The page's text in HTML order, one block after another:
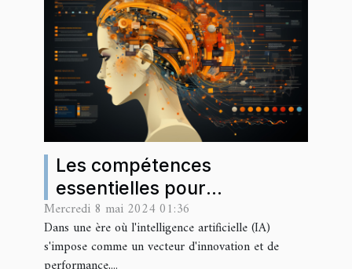
Les compétences
essentielles pour
implémenter l'IA dans la
gestion des talents
Mercredi 8 mai 2024 01:36
Dans une ère où l'intelligence artificielle (IA)
s'impose comme un vecteur d'innovation et de